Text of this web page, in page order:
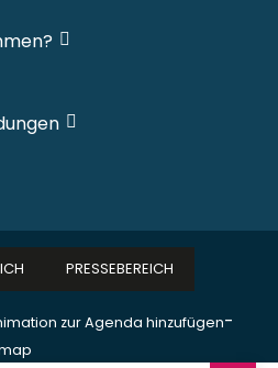
zur Agenda hinzufügen-
PRESSEBEREICH